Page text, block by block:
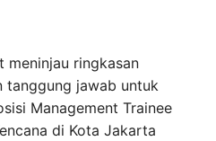
meninjau ringkasan
tanggung jawab untuk
Management Trainee
di Kota Jakarta